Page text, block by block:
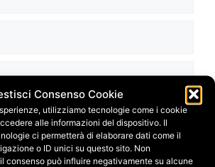
Consenso Cookie
utilizziamo tecnologie come i cookie
alle informazioni del dispositivo. Il
ci permetterà di elaborare dati come il
o ID unici su questo sito. Non
consenso può influire negativamente su alcune
email e sito web in questo
la prossima volta che